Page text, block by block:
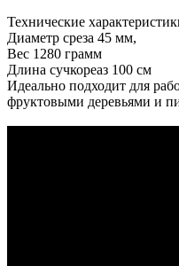
Технические
Диаметр среза 45 мм,
Вес 1280 грамм
Длина сучкореаз 100 см
Идеально подходит для
фруктовыми деревьями и